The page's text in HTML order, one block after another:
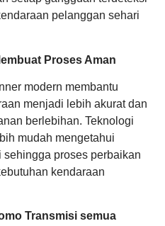
pelanggan sehari
Proses Aman
modern membantu
menjadi lebih akurat dan
berlebihan. Teknologi
mudah mengetahui
proses perbaikan
kendaraan
Transmisi semua